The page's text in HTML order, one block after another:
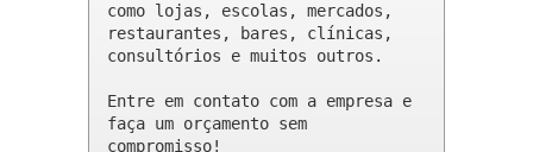
como lojas, escolas, mercados,
restaurantes, bares, clínicas,
consultórios e muitos outros.
Entre em contato com a empresa e
faça um orçamento sem
compromisso!